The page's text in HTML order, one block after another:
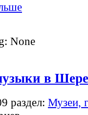
None
в
раздел: Музеи,